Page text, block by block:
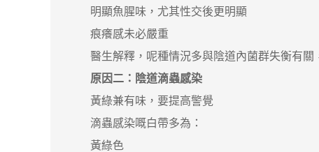
明顯魚腥味，尤其性交後更明顯
痕癢感未必嚴重
醫生解釋，呢種情況多與陰道內菌群失衡有關
原因二：陰道滴蟲感染
黃綠兼有味，要提高警覺
滴蟲感染嘅白帶多為：
黃綠色